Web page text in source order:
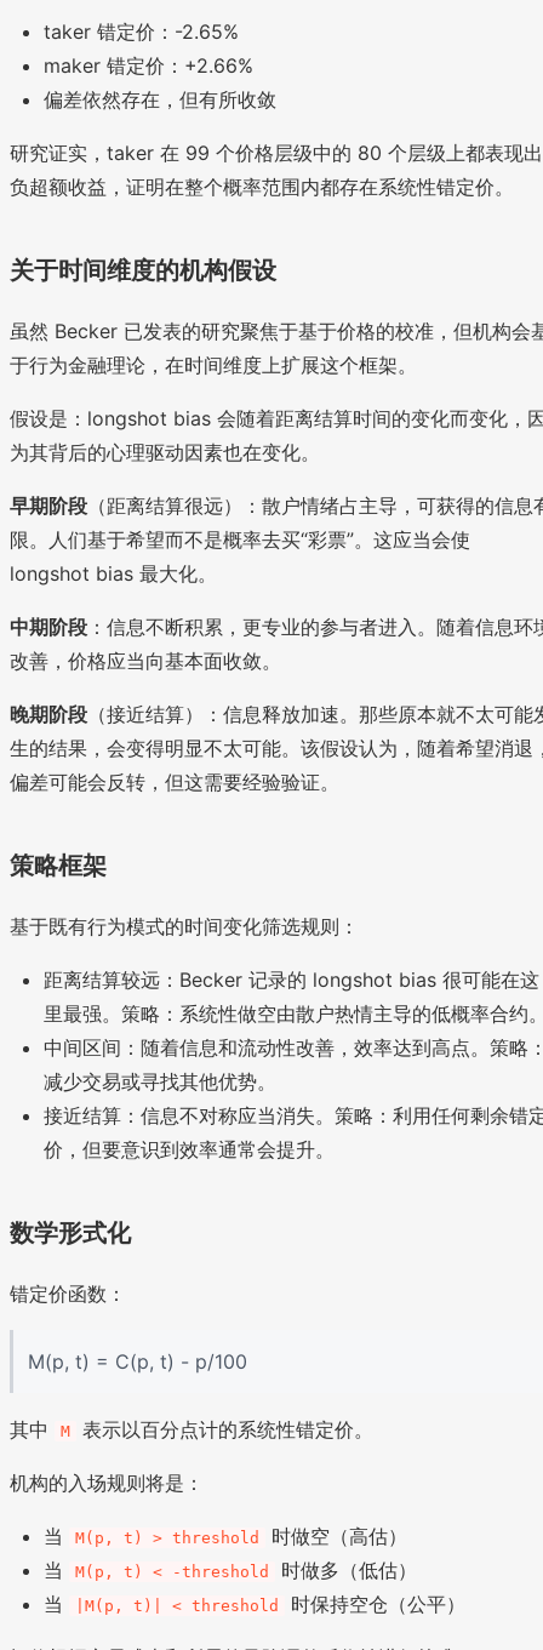
taker 错定价：-2.65%
maker 错定价：+2.66%
偏差依然存在，但有所收敛
研究证实，taker 在 99 个价格层级中的 80 个层级上都表现出
负超额收益，证明在整个概率范围内都存在系统性错定价。
关于时间维度的机构假设
虽然 Becker 已发表的研究聚焦于基于价格的校准，但机构会
于行为金融理论，在时间维度上扩展这个框架。
假设是：longshot bias 会随着距离结算时间的变化而变化，
为其背后的心理驱动因素也在变化。
早期阶段 （距离结算很远）：散户情绪占主导，可获得的信息
限。人们基于希望而不是概率去买“彩票”。这应当会使
longshot bias 最大化。
中期阶段 ：信息不断积累，更专业的参与者进入。随着信息环
改善，价格应当向基本面收敛。
晚期阶段 （接近结算）：信息释放加速。那些原本就不太可能
生的结果，会变得明显不太可能。该假设认为，随着希望消退
偏差可能会反转，但这需要经验验证。
策略框架
基于既有行为模式的时间变化筛选规则：
距离结算较远：Becker 记录的 longshot bias 很可能在这
里最强。策略：系统性做空由散户热情主导的低概率合约
中间区间：随着信息和流动性改善，效率达到高点。策略
减少交易或寻找其他优势。
接近结算：信息不对称应当消失。策略：利用任何剩余错
价，但要意识到效率通常会提升。
数学形式化
错定价函数：
M(p, t) = C(p, t) - p/100
其中 M 表示以百分点计的系统性错定价。
机构的入场规则将是：
当 M(p, t) > threshold
时做空（高估）
当
M(p, t) < -threshold
时做多（低估）
当
|M(p, t)| < threshold 时保持空仓（公平）